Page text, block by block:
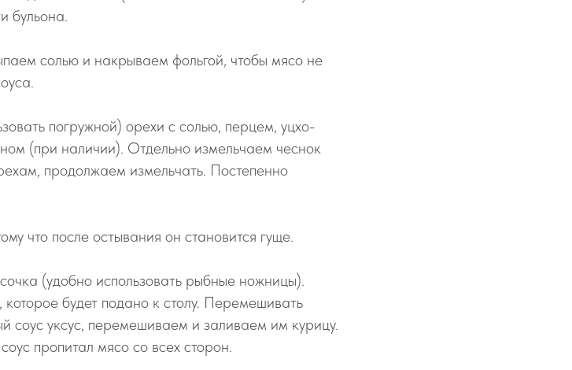
бульона.
солью и накрываем фольгой, чтобы мясо не
погружной) орехи с солью, перцем, уцхо-
(при наличии). Отдельно измельчаем чеснок
продолжаем измельчать. Постепенно
что после остывания он становится гуще.
(удобно использовать рыбные ножницы).
будет подано к столу. Перемешивать
соус уксус, перемешиваем и заливаем им курицу.
пропитал мясо со всех сторон.